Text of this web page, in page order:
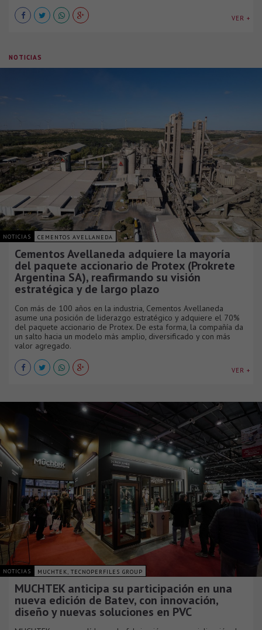
VER +
NOTICIAS
NOTICIAS CEMENTOS AVELLANEDA
Cementos Avellaneda adquiere la mayoría
del paquete accionario de Protex (Prokrete
Argentina SA), reafirmando su visión
estratégica y de largo plazo
Con más de 100 años en la industria, Cementos Avellaneda
asume una posición de liderazgo estratégico y adquiere el 70%
del paquete accionario de Protex. De esta forma, la compañía da
un salto hacia un modelo más amplio, diversificado y con más
valor agregado.
VER +
NOTICIAS MUCHTEK, TECNOPERFILES GROUP
MUCHTEK anticipa su participación en una
nueva edición de Batev, con innovación,
diseño y nuevas soluciones en PVC